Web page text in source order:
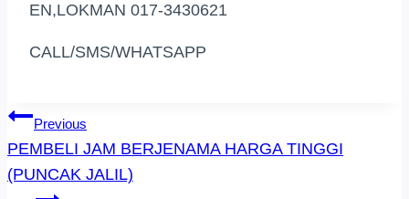
EN,LOKMAN 017-3430621
CALL/SMS/WHATSAPP
Post
Navigation
Previous
PEMBELI JAM BERJENAMA HARGA TINGGI
(PUNCAK JALIL)